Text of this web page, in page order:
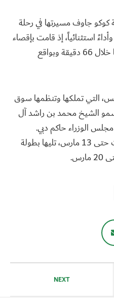
كوكو جاوف مسيرتها في رحلة
استثنائياً، إذ قامت بإقصاء
نظيرتها التشيكية تيريزا مارتنكوفا خلال 66 دقيقة وبواقع
التي تملكها وتنظمها سوق
الشيخ محمد بن راشد آل
الوزراء حاكم دبي.
ويستهل الحدث ببطولة السيدات حتى 13 مارس، تليها بطولة
NEXT